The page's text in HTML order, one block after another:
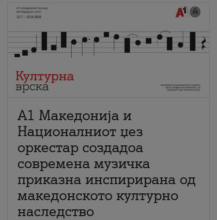
А1 Македонија и
Националниот џез
оркестар создадоа
современа музичка
приказна инспирирана од
македонското културно
наследство